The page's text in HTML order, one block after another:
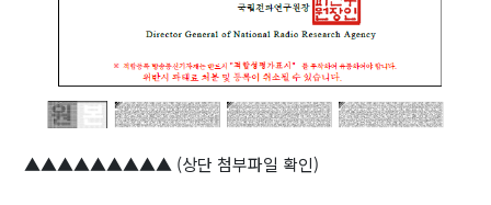
▲▲▲▲▲▲▲▲▲ (상단 첨부파일 확인)